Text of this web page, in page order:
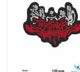
Sleutelhanger